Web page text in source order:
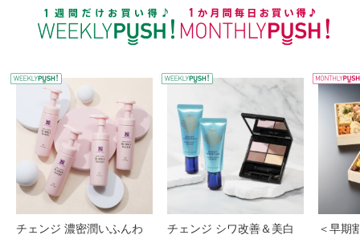
WEEKLY PUSH
チェンジ 濃密潤いふんわ
チェンジ シワ改善＆美白
＜早期